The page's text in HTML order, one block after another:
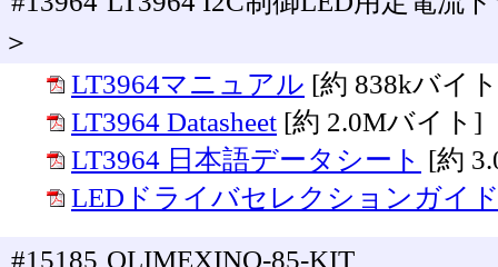
＞
LT3964マニュアル [約 838kバイ
LT3964 Datasheet [約 2.0Mバイト]
LT3964 日本語データシート [約
LEDドライバセレクションガイ
#15185 OLIMEXINO-85-KIT